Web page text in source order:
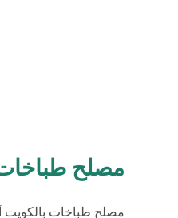
مصلح طباخات
مصلح طباخات بالكويت